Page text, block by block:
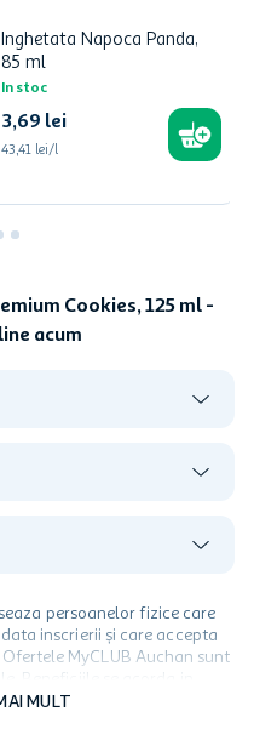
Inghetata Napoca Panda,
85 ml
In stoc
3,69 lei
43,41 lei/l
Cookies, 125 ml -
acum
persoanelor fizice care
inscrierii și care accepta
MyCLUB Auchan sunt
data in perioada promotiei.
MULT